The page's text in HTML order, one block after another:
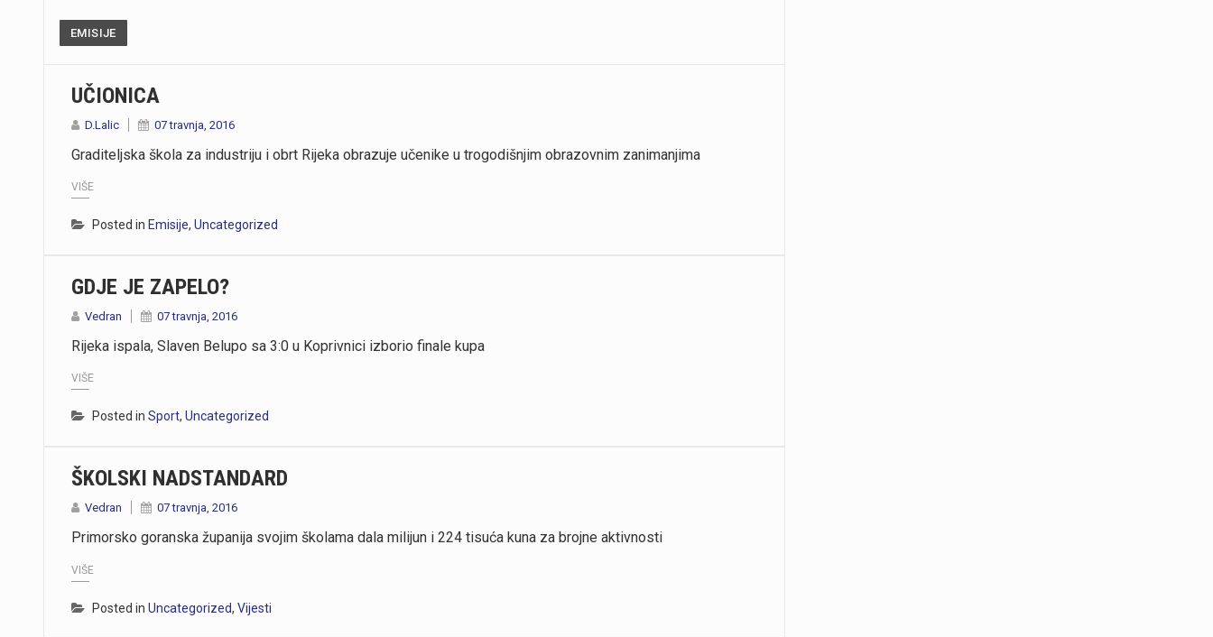
EMISIJE
UČIONICA
D.Lalic 07 travnja, 2016
Graditeljska škola za industriju i obrt Rijeka obrazuje učenike u trogodišnjim obrazovnim zanimanjima
VIŠE
Posted in Emisije, Uncategorized
GDJE JE ZAPELO?
Vedran 07 travnja, 2016
Rijeka ispala, Slaven Belupo sa 3:0 u Koprivnici izborio finale kupa
VIŠE
Posted in Sport, Uncategorized
ŠKOLSKI NADSTANDARD
Vedran 07 travnja, 2016
Primorsko goranska županija svojim školama dala milijun i 224 tisuća kuna za brojne aktivnosti
VIŠE
Posted in Uncategorized, Vijesti